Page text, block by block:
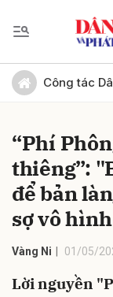
Công tác
“Phí
thiêng”:
để bản
sợ vô
Vàng Ni 01/05/
Lời nguyền
Gửi bình luận